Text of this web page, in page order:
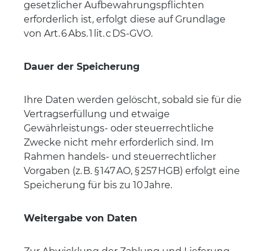
gesetzlicher Aufbewahrungspflichten
erforderlich ist, erfolgt diese auf Grundlage
von Art. 6 Abs. 1 lit. c DS-GVO.
Dauer der Speicherung
Ihre Daten werden gelöscht, sobald sie für die
Vertragserfüllung und etwaige
Gewährleistungs- oder steuerrechtliche
Zwecke nicht mehr erforderlich sind. Im
Rahmen handels- und steuerrechtlicher
Vorgaben (z. B. § 147 AO, § 257 HGB) erfolgt eine
Speicherung für bis zu 10 Jahre.
Weitergabe von Daten